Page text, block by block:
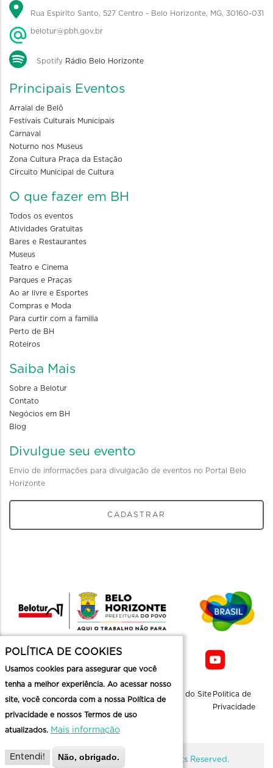
Rua Espírito Santo, 527 Centro - Belo Horizonte, MG, 30160-031
belotur@pbh.gov.br
Spotify Rádio Belo Horizonte
Principais Eventos
Arraial de Belô
Festivais Culturais Municipais
Carnaval
Noturno nos Museus
Zona Cultura Praça da Estação
Circuito Municipal de Cultura
O que fazer em BH
Todos os eventos
Atividades Gratuitas
Bares e Restaurantes
Museus
Teatro e Cinema
Parques e Praças
Ao ar livre e Esportes
Compras e Moda
Para curtir com a familia
Perto de BH
Roteiros
Saiba Mais
Sobre a Belotur
Contato
Negócios em BH
Blog
Divulgue seu evento
Envio de informações para divulgação de eventos no Portal Belo
Horizonte
CADASTRAR
Mapa do Site Politica de
Privacidade
@ Copyright Belotur 2026. All Rights Reserved.
POLÍTICA DE COOKIES
Usamos cookies para assegurar que você
tenha a melhor experiência. Ao acessar nosso
site, você concorda com a nossa Política de
privacidade e nossos Termos de uso
atualizados. Mais informação
Entendi! Não, obrigado.